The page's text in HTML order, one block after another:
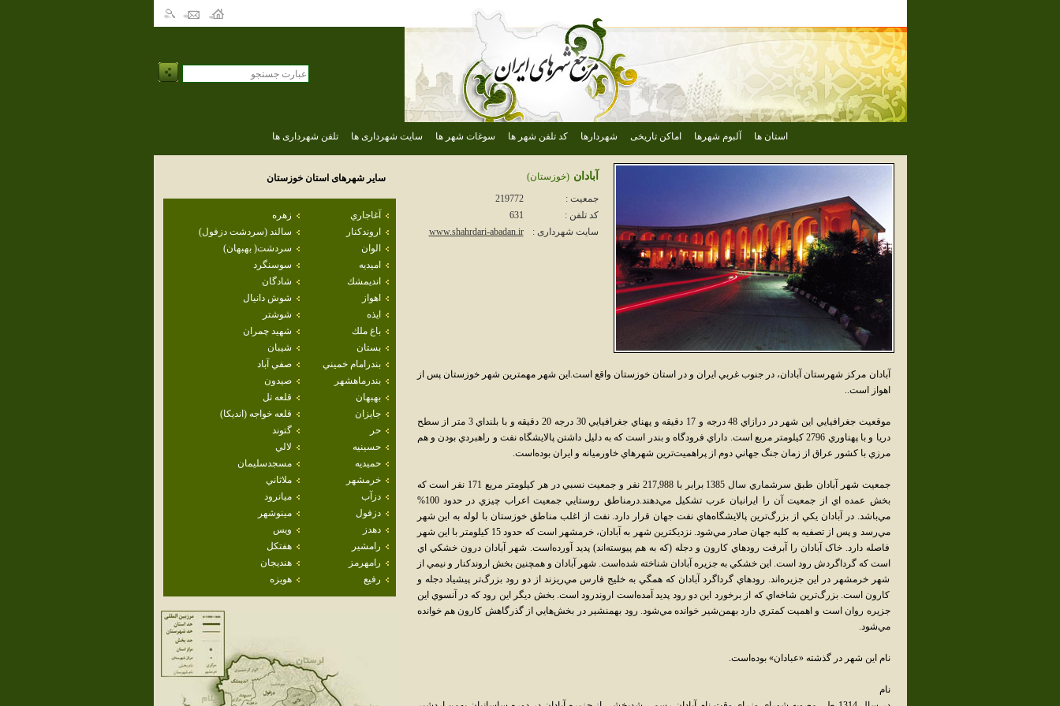
استان ها آلبوم شهرها اماکن تاریخی شهردارها کد تلفن شهر ها سوغات شهر ها سایت شهرداری ها تلفن شهرداری ها
سایر شهرهای استانخوزستان
آغاجاري
زهره
اروندكنار
سالند (سردشت دزفول)
الوان
سردشت( بهبهان)
اميديه
سوسنگرد
انديمشك
شادگان
اهواز
شوش دانيال
ايذه
شوشتر
باغ ملك
شهيد چمران
بستان
شيبان
بندرامام خميني
صفي آباد
بندرماهشهر
صيدون
بهبهان
قلعه تل
جايزان
قلعه خواجه (انديكا)
حر
گتوند
حسينيه
لالي
حميديه
مسجدسليمان
خرمشهر
ملاثاني
دزآب
ميانرود
دزفول
مينوشهر
دهدز
ويس
رامشير
هفتكل
رامهرمز
هنديجان
رفيع
هويزه
آبادان (خوزستان)
جمعیت :
219772
کد تلفن :
631
سایت شهرداری :
www.shahrdari-abadan.ir
آبادان مرکز شهرستان آبادان، در جنوب غربي ايران و در استان خوزستان واقع است.اين شهر مهمترين شهر خوزستان پس از
اهواز است..
موقعيت جغرافيايي اين شهر در درازاي 48 درجه و 17 دقيقه و پهناي جغرافيايي 30 درجه 20 دقيقه و با بلنداي 3 متر از سطح
دريا و با پهناوري 2796 کيلومتر مربع است. داراي فرودگاه و بندر است که به دليل داشتن پالايشگاه نفت و راهبردي بودن و هم
مرزي با کشور عراق از زمان جنگ جهاني دوم از پراهميت‌ترين شهرهاي خاورميانه و ايران بوده‌است.
جمعيت شهر آبادان طبق سرشماري سال 1385 برابر با 217,988 نفر و جمعيت نسبي در هر کيلومتر مربع 171 نفر است که
بخش عمده اي از جمعيت آن را ايرانيان عرب تشکيل مي‌دهند.درمناطق روستايي جمعيت اعراب چيزي در حدود 100%
مي‌باشد. در آبادان يکي از بزرگ‌ترين پالايشگاه‌هاي نفت جهان قرار دارد. نفت از اغلب مناطق خوزستان با لوله به اين شهر
مي‌رسد و پس از تصفيه به کليه جهان صادر مي‌شود. نزديکترين شهر به آبادان، خرمشهر است که حدود 15 کيلومتر با اين شهر
فاصله دارد. خاک آبادان را آبرفت رودهاي کارون و دجله (که به هم پيوسته‌اند) پديد آورده‌است. شهر آبادان درون خشکي اي
است که گرداگردش رود است. اين خشکي به جزيره آبادان شناخته شده‌است. شهر آبادان و همچنين بخش اروندکنار و نيمي از
شهر خرمشهر در اين جزيره‌اند. رودهاي گرداگرد آبادان که همگي به خليج فارس مي‌ريزند از دو رود بزرگ‌تر پيشياد دجله و
کارون است. بزرگ‌ترين شاخه‌اي که از برخورد اين دو رود پديد آمده‌است اروندرود است. بخش ديگر اين رود که در آنسوي اين
جزيره روان است و اهميت کمتري دارد بهمن‌شير خوانده مي‌شود. رود بهمنشير در بخش‌هايي از گذرگاهش کارون هم خوانده
مي‌شود.
نام اين شهر در گذشته «عبادان» بوده‌است.
نام